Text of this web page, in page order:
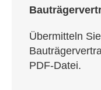
Über­mit­teln
PDF-Datei.